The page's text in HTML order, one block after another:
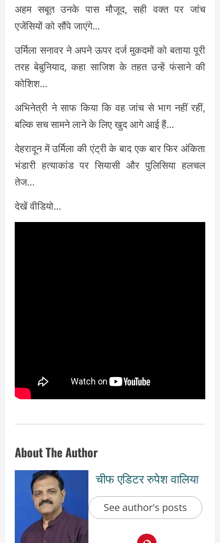
अहम सबूत उनके पास मौजूद, सही वक्त पर जांच
एजेंसियों को सौंपे जाएंगे…
उर्मिला सनावर ने अपने ऊपर दर्ज मुकदमों को बताया पूरी
तरह बेबुनियाद, कहा साजिश के तहत उन्हें फंसाने की
कोशिश…
अभिनेत्री ने साफ किया कि वह जांच से भाग नहीं रहीं,
बल्कि सच सामने लाने के लिए खुद आगे आई हैं…
देहरादून में उर्मिला की एंट्री के बाद एक बार फिर अंकिता
भंडारी हत्याकांड पर सियासी और पुलिसिया हलचल
तेज…
देखें वीडियो…
About The Author
चीफ एडिटर रुपेश वालिया
See author's posts